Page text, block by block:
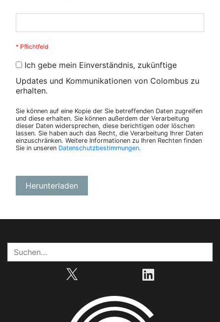
* Pflichtfeld
Ich gebe mein Einverständnis, zukünftige
Updates und Kommunikationen von Colombus zu
erhalten.
Sie können auf eine Kopie der Sie betreffenden Daten zugreifen
und diese erhalten. Sie können außerdem der Verarbeitung
dieser Daten widersprechen, diese berichtigen oder löschen
lassen. Sie haben auch das Recht, die Verarbeitung Ihrer Daten
einzuschränken. Weitere Informationen zu Ihren Rechten finden
Sie in unseren Datenschutzbestimmungen.
LinkedIn